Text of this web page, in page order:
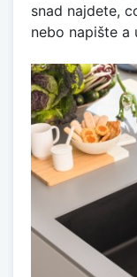
snad najdete,
nebo napište a